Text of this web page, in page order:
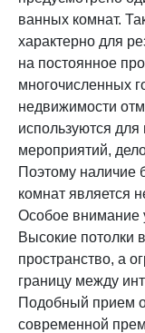
ванных комнат.
характерно для
на постоянное
многочисленных
недвижимости
используются
мероприятий,
Поэтому наличие
комнат является
Особое внимание
Высокие потолки
пространство, а
границу между
Подобный прием
современной